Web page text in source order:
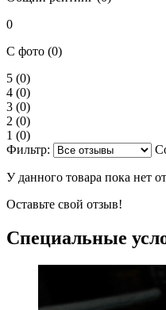
0
С фото (0)
5 (0)
4 (0)
3 (0)
2 (0)
1 (0)
Фильтр:
У данного товара пока нет
Оставьте свой отзыв!
Специальные